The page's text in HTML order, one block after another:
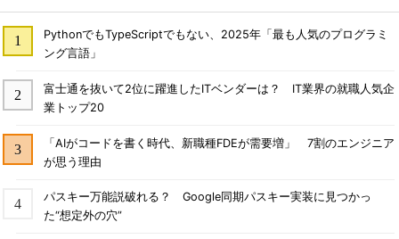
PythonでもTypeScriptでもない、2025年「最も人気のプログラミ
ング言語」
富士通を抜いて2位に躍進したITベンダーは？ IT業界の就職人気企
業トップ20
「AIがコードを書く時代、新職種FDEが需要増」 7割のエンジニア
が思う理由
パスキー万能説破れる？ Google同期パスキー実装に見つかっ
た“想定外の穴”